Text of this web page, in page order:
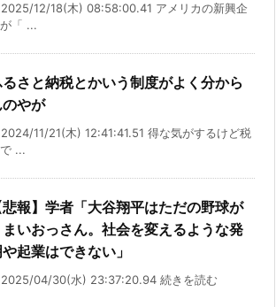
12/18(木) 08:58:00.41 アメリカの新興企
「 ...
さと納税とかいう制度がよく分から
のやが
11/21(木) 12:41:41.51 得な気がするけど税
...
悲報】学者「大谷翔平はただの野球が
まいおっさん。社会を変えるような発
起業はできない」
04/30(水) 23:37:20.94 続きを読む